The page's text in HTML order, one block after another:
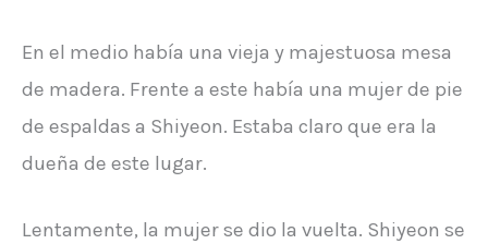
En el medio había una vieja y majestuosa mesa
de madera. Frente a este había una mujer de pie
de espaldas a Shiyeon. Estaba claro que era la
dueña de este lugar.
Lentamente, la mujer se dio la vuelta. Shiyeon se